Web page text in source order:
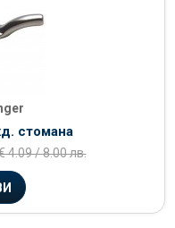
стомана
4.09 / 8.00 лв.